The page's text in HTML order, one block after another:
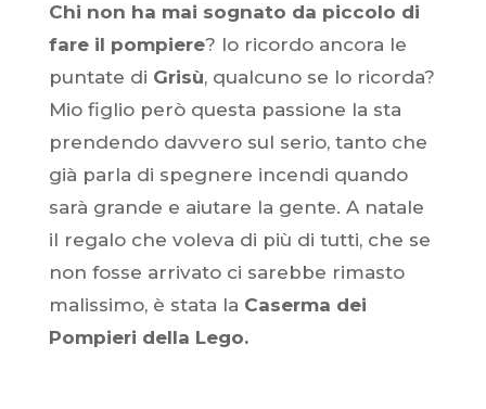
Chi non ha mai sognato da piccolo di
fare il pompiere? Io ricordo ancora le
puntate di Grisù, qualcuno se lo ricorda?
Mio figlio però questa passione la sta
prendendo davvero sul serio, tanto che
già parla di spegnere incendi quando
sarà grande e aiutare la gente. A natale
il regalo che voleva di più di tutti, che se
non fosse arrivato ci sarebbe rimasto
malissimo, è stata la Caserma dei
Pompieri della Lego.